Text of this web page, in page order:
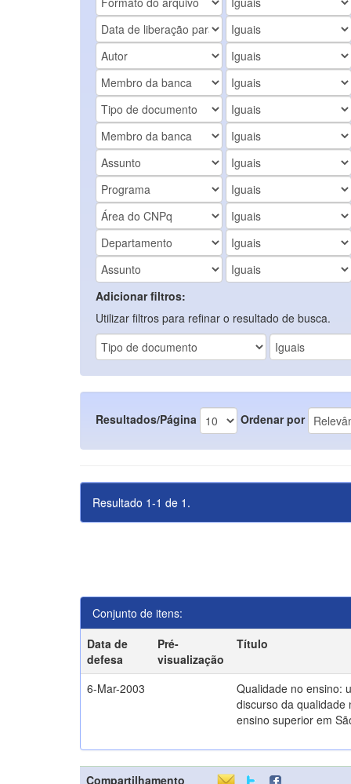
Adicionar filtros:
Utilizar filtros para refinar o resultado de busca.
Resultados/Página Ordenar por
Resultado 1-1 de 1.
Conjunto de itens:
Data de
defesa
Pré-
visualização
Título
6-Mar-2003
Qualidade no ensino:
discurso da qualidade
ensino superior em
Compartilhamento